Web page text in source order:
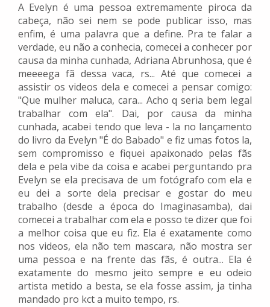
A Evelyn é uma pessoa extremamente piroca da
cabeça, não sei nem se pode publicar isso, mas
enfim, é uma palavra que a define. Pra te falar a
verdade, eu não a conhecia, comecei a conhecer por
causa da minha cunhada, Adriana Abrunhosa, que é
meeeega fã dessa vaca, rs... Até que comecei a
assistir os videos dela e comecei a pensar comigo:
"Que mulher maluca, cara... Acho q seria bem legal
trabalhar com ela". Dai, por causa da minha
cunhada, acabei tendo que leva - la no lançamento
do livro da Evelyn "É do Babado" e fiz umas fotos la,
sem compromisso e fiquei apaixonado pelas fãs
dela e pela vibe da coisa e acabei perguntando pra
Evelyn se ela precisava de um fotógrafo com ela e
eu dei a sorte dela precisar e gostar do meu
trabalho (desde a época do Imaginasamba), dai
comecei a trabalhar com ela e posso te dizer que foi
a melhor coisa que eu fiz. Ela é exatamente como
nos videos, ela não tem mascara, não mostra ser
uma pessoa e na frente das fãs, é outra... Ela é
exatamente do mesmo jeito sempre e eu odeio
artista metido a besta, se ela fosse assim, ja tinha
mandado pro kct a muito tempo, rs.